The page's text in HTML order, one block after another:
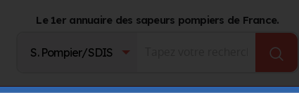
Le 1er annuaire des sapeurs pompiers de France.